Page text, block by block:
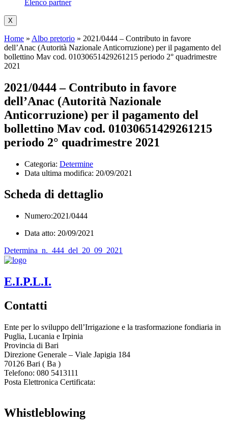
Elenco partner
X
Home » Albo pretorio » 2021/0444 – Contributo in favore
dell’Anac (Autorità Nazionale Anticorruzione) per il pagamento del
bollettino Mav cod. 01030651429261215 periodo 2° quadrimestre
2021
2021/0444 – Contributo in favore
dell’Anac (Autorità Nazionale
Anticorruzione) per il pagamento del
bollettino Mav cod. 01030651429261215
periodo 2° quadrimestre 2021
Categoria: Determine
Data ultima modifica: 20/09/2021
Scheda di dettaglio
Numero:2021/0444
Data atto: 20/09/2021
Determina_n._444_del_20_09_2021
E.I.P.L.I.
Contatti
Ente per lo sviluppo dell’Irrigazione e la trasformazione fondiaria in
Puglia, Lucania e Irpinia
Provincia di Bari
Direzione Generale – Viale Japigia 184
70126 Bari ( Ba )
Telefono: 080 5413111
Posta Elettronica Certificata:
Whistleblowing